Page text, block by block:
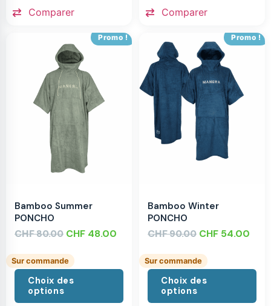
Comparer Comparer
Promo !
Bamboo Summer
PONCHO
CHF80.00 CHF 48.00
Sur commande
Choix des
options
Promo !
Bamboo Winter
PONCHO
CHF90.00 CHF 54.00
Sur commande
Choix des
options